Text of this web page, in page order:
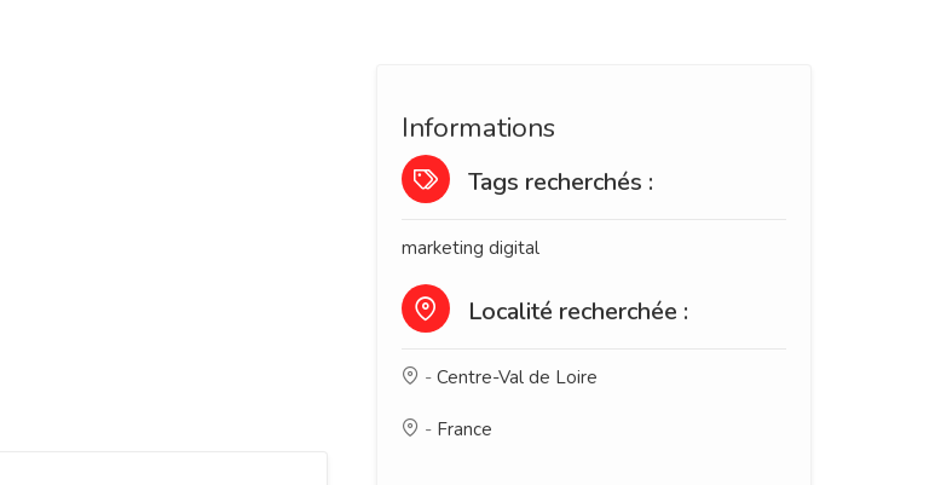
Informations
Tags recherchés :
marketing digital
Localité recherchée :
- Centre-Val de Loire
- France